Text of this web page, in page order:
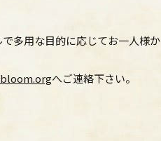
多用な目的に応じてお一人様か
へご連絡下さい。